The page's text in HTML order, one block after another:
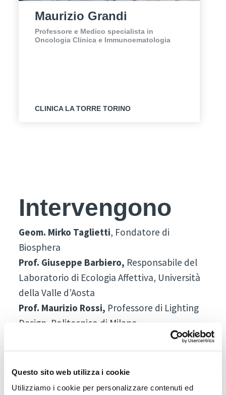
Questo sito web utilizza i cookie
Utilizziamo i cookie per personalizzare contenuti ed
Maurizio Grandi
Professore e Medico specialista in
Oncologia Clinica e Immunoematologia
CLINICA LA TORRE TORINO
Intervengono
Geom. Mirko Taglietti, Fondatore di
Biosphera
Prof. Giuseppe Barbiero, Responsabile del
Laboratorio di Ecologia Affettiva, Università
della Valle d’Aosta
Prof. Maurizio Rossi, Professore di Lighting
Design, Politecnico di Milano
Paoletti,Professoressa Dipartimento
ABC, Politecnico di Milano
Prof. Dott. Maurizio Grandi,Oncologo e